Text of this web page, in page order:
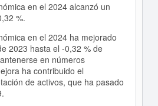
en el 2024 alcanzó un
%.
en el 2024 ha mejorado
2023 hasta el -0,32 % de
en números
ha contribuido el
de activos, que ha pasado